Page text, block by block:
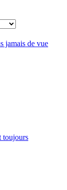
jamais de vue
toujours